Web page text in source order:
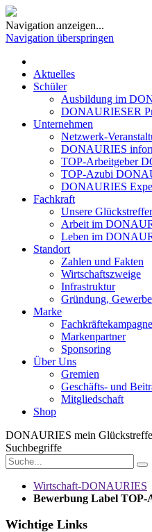
Navigation anzeigen...
Navigation überspringen
Aktuelles
Schüler
Ausbildung im
DONAURIESER
Unternehmen
Netzwerk-
DONAURIES
TOP-Arbeitgeber
TOP-Azubi
DONAURIES
Fachkraft
Unsere Glückstreffer
Arbeit im
Leben im
Standort
Zahlen und Fakten
Wirtschaftszweige
Infrastruktur
Gründung,
Marke
Fachkräftekampagne
Markenpartner
Sponsoring
Über Uns
Gremien
Geschäfts- und
Mitgliedschaft
Shop
DONAURIES mein
Suchbegriffe
Wirtschaft-DONAURIES
Bewerbung Label TOP-
Wichtige Links